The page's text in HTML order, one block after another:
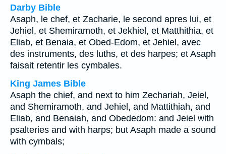
Darby Bible
Asaph, le chef, et Zacharie, le second apres lui, et
Jehiel, et Shemiramoth, et Jekhiel, et Matthithia, et
Eliab, et Benaia, et Obed-Edom, et Jehiel, avec
des instruments, des luths, et des harpes; et Asaph
faisait retentir les cymbales.
King James Bible
Asaph the chief, and next to him Zechariah, Jeiel,
and Shemiramoth, and Jehiel, and Mattithiah, and
Eliab, and Benaiah, and Obededom: and Jeiel with
psalteries and with harps; but Asaph made a sound
with cymbals;